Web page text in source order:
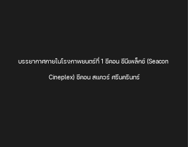
บรรยากาศภายในโรงภาพยนตร์ที่ 1 ซีคอน ซีนีเพล็กซ์ (Seacon
Cineplex) ซีคอน สแควร์ ศรีนครินทร์